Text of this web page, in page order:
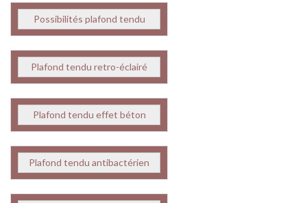
Possibilités plafond tendu
Plafond tendu retro-éclairé
Plafond tendu effet béton
Plafond tendu antibactérien